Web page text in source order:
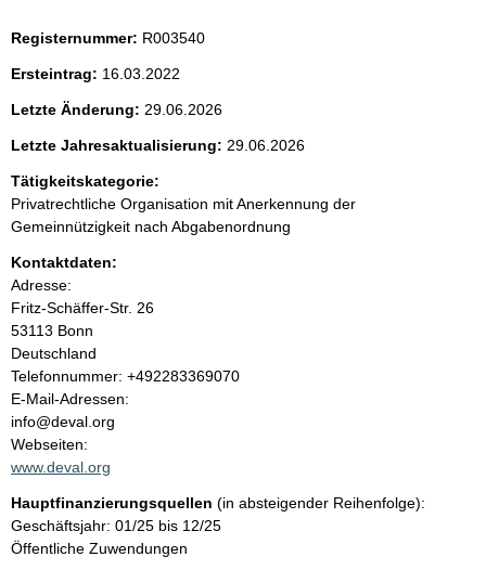
e
n
i
n
h
a
l
t
Registernummer: R003540
Ersteintrag: 16.03.2022
Letzte Änderung: 29.06.2026
Letzte Jahresaktualisierung: 29.06.2026
Tätigkeitskategorie:
Privatrechtliche Organisation mit Anerkennung der
Gemeinnützigkeit nach Abgabenordnung
Kontaktdaten:
Adresse:
Fritz-Schäffer-Str. 26
53113 Bonn
Deutschland
K
o
n
t
a
t
i
n
Telefonnummer: +492283369070
E-Mail-Adressen:
info@deval.org
Webseiten:
www.deval.org
Hauptfinanzierungsquellen (in absteigender Reihenfolge):
Geschäftsjahr: 01/25 bis 12/25
Öffentliche Zuwendungen